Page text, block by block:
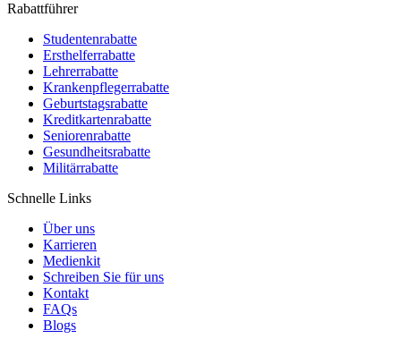
Rabattführer
Studentenrabatte
Ersthelferrabatte
Lehrerrabatte
Krankenpflegerrabatte
Geburtstagsrabatte
Kreditkartenrabatte
Seniorenrabatte
Gesundheitsrabatte
Militärrabatte
Schnelle Links
Über uns
Karrieren
Medienkit
Schreiben Sie für uns
Kontakt
FAQs
Blogs